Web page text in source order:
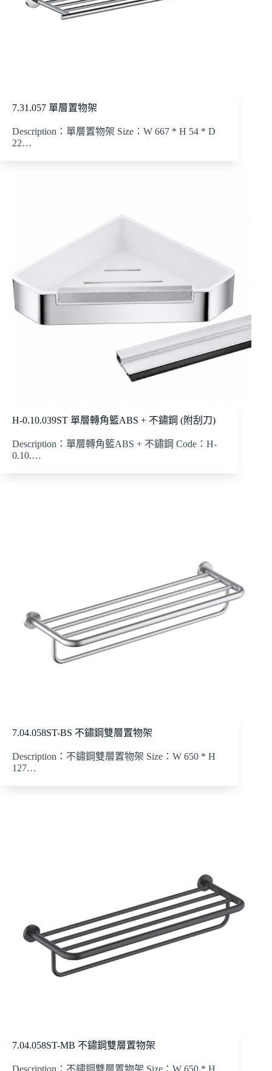
7.31.057 單層置物架
Description：單層置物架 Size：W 667 * H 54 * D
22…
H-0.10.039ST 單層轉角籃ABS + 不鏽鋼 (附刮刀)
Description：單層轉角籃ABS + 不鏽鋼 Code：H-
0.10.…
7.04.058ST-BS 不鏽鋼雙層置物架
Description：不鏽鋼雙層置物架 Size：W 650 * H
127…
7.04.058ST-MB 不鏽鋼雙層置物架